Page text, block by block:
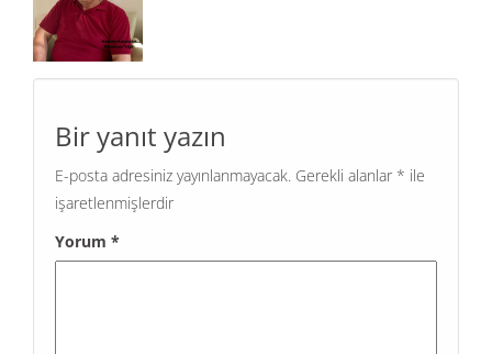
Bir yanıt yazın
E-posta adresiniz yayınlanmayacak. Gerekli alanlar * ile
işaretlenmişlerdir
Yorum *